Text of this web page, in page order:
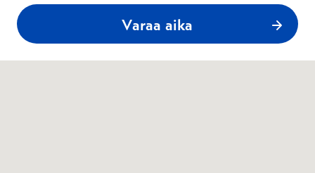
Varaa aika